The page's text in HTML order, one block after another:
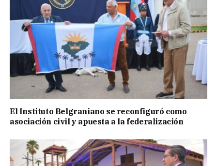
El Instituto Belgraniano se reconfiguró como
asociación civil y apuesta a la federalización